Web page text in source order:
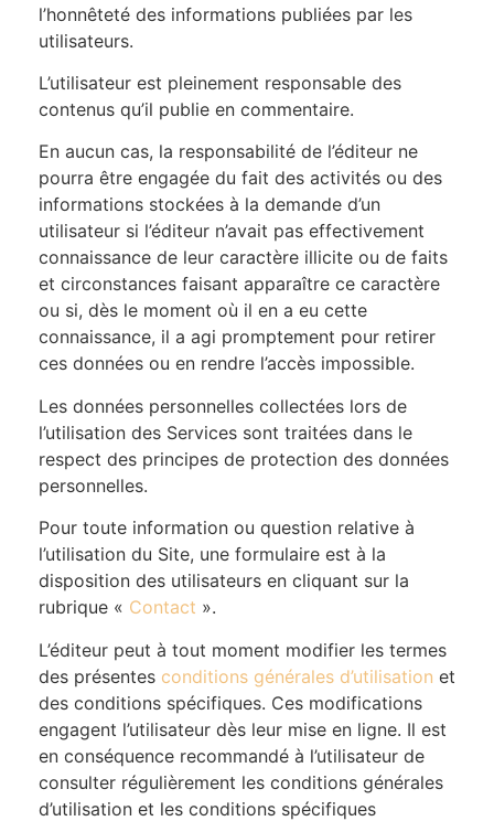
l’honnêteté des informations publiées par les
utilisateurs.
L’utilisateur est pleinement responsable des
contenus qu’il publie en commentaire.
En aucun cas, la responsabilité de l’éditeur ne
pourra être engagée du fait des activités ou des
informations stockées à la demande d’un
utilisateur si l’éditeur n’avait pas effectivement
connaissance de leur caractère illicite ou de faits
et circonstances faisant apparaître ce caractère
ou si, dès le moment où il en a eu cette
connaissance, il a agi promptement pour retirer
ces données ou en rendre l’accès impossible.
Les données personnelles collectées lors de
l’utilisation des Services sont traitées dans le
respect des principes de protection des données
personnelles.
Pour toute information ou question relative à
l’utilisation du Site, une formulaire est à la
disposition des utilisateurs en cliquant sur la
rubrique « Contact ».
L’éditeur peut à tout moment modifier les termes
des présentes conditions générales d’utilisation et
des conditions spécifiques. Ces modifications
engagent l’utilisateur dès leur mise en ligne. Il est
en conséquence recommandé à l’utilisateur de
consulter régulièrement les conditions générales
d’utilisation et les conditions spécifiques